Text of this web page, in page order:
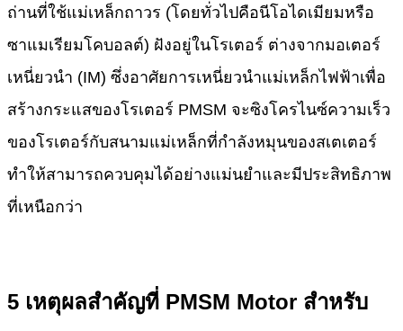
ถ่านที่ใช้แม่เหล็กถาวร (โดยทั่วไปคือนีโอไดเมียมหรือ
ซาแมเรียมโคบอลต์) ฝังอยู่ในโรเตอร์ ต่างจากมอเตอร์
เหนี่ยวนำ (IM) ซึ่งอาศัยการเหนี่ยวนำแม่เหล็กไฟฟ้าเพื่อ
สร้างกระแสของโรเตอร์ PMSM จะซิงโครไนซ์ความเร็ว
ของโรเตอร์กับสนามแม่เหล็กที่กำลังหมุนของสเตเตอร์
ทำให้สามารถควบคุมได้อย่างแม่นยำและมีประสิทธิภาพ
ที่เหนือกว่า
5 เหตุผลสำคัญที่ PMSM Motor สำหรับ